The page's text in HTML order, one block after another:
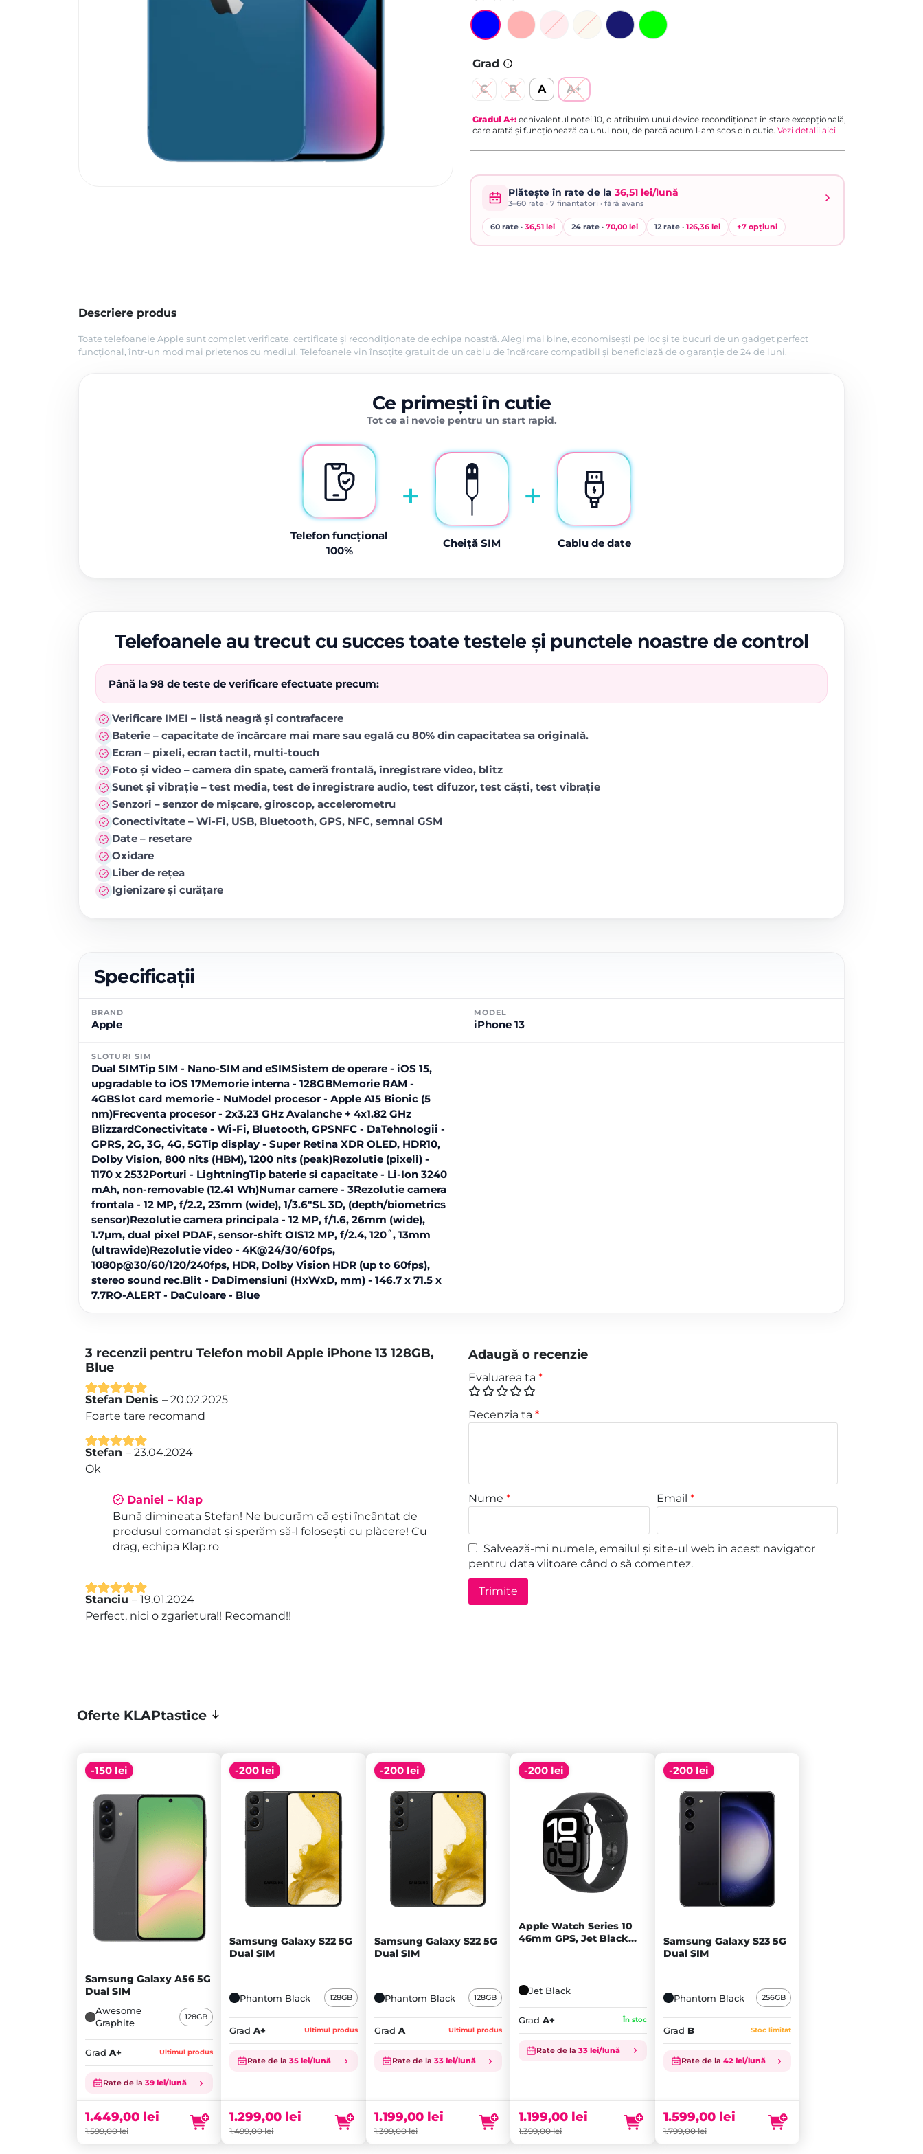
Grad
A+
A
B
C
Gradul A+: echivalentul notei 10, o atribuim unui device recondiționat în stare excepțională,
care arată și funcționează ca unul nou, de parcă acum l-am scos din cutie. Vezi detalii aici
Plătește în rate de la 36,51 lei/lună
3–60rate · 7 finanțatori · fără avans
60 rate · 36,51 lei 24 rate · 70,00 lei 12 rate · 126,36 lei +7opțiuni
Descriere produs
Toate telefoanele Apple sunt complet verificate, certificate și recondiționate de echipa noastră. Alegi mai bine, economisești pe loc și te bucuri de un gadget perfect
funcțional, într-un mod mai prietenos cu mediul. Telefoanele vin însoțite gratuit de un cablu de încărcare compatibil și beneficiază de o garanție de 24 de luni.
Ce primești în cutie
Tot ce ai nevoie pentru un start rapid.
Telefon funcțional
100%
+
Cheiță SIM
+
Cablu de date
Telefoanele au trecut cu succes toate testele și punctele noastre de control
Până la 98 de teste de verificare efectuate precum:
Verificare IMEI – listă neagră și contrafacere
Baterie – capacitate de încărcare mai mare sau egală cu 80% din capacitatea sa originală.
Ecran – pixeli, ecran tactil, multi-touch
Foto și video – camera din spate, cameră frontală, înregistrare video, blitz
Sunet și vibrație – test media, test de înregistrare audio, test difuzor, test căști, test vibrație
Senzori – senzor de mișcare, giroscop, accelerometru
Conectivitate – Wi-Fi, USB, Bluetooth, GPS, NFC, semnal GSM
Date – resetare
Oxidare
Liber de rețea
Igienizare și curățare
Specificații
BRAND
Apple
MODEL
iPhone 13
SLOTURI SIM
Dual SIMTip SIM - Nano-SIM and eSIMSistem de operare - iOS 15,
upgradable to iOS 17Memorie interna - 128GBMemorie RAM -
4GBSlot card memorie - NuModel procesor - Apple A15 Bionic (5
nm)Frecventa procesor - 2x3.23 GHz Avalanche + 4x1.82 GHz
BlizzardConectivitate - Wi-Fi, Bluetooth, GPSNFC - DaTehnologii -
GPRS, 2G, 3G, 4G, 5GTip display - Super Retina XDR OLED, HDR10,
Dolby Vision, 800 nits (HBM), 1200 nits (peak)Rezolutie (pixeli) -
1170 x 2532Porturi - LightningTip baterie si capacitate - Li-Ion 3240
mAh, non-removable (12.41 Wh)Numar camere - 3Rezolutie camera
frontala - 12 MP, f/2.2, 23mm (wide), 1/3.6"SL 3D, (depth/biometrics
sensor)Rezolutie camera principala - 12 MP, f/1.6, 26mm (wide),
1.7µm, dual pixel PDAF, sensor-shift OIS12 MP, f/2.4, 120˚, 13mm
(ultrawide)Rezolutie video - 4K@24/30/60fps,
1080p@30/60/120/240fps, HDR, Dolby Vision HDR (up to 60fps),
stereo sound rec.Blit - DaDimensiuni (HxWxD, mm) - 146.7 x 71.5 x
7.7RO-ALERT - DaCuloare - Blue
3 recenzii pentru Telefon mobil Apple iPhone 13 128GB,
Blue
Evaluat la5
din 5
Stefan Denis – 20.02.2025
Foarte tare recomand
Evaluat la5
din 5
Stefan – 23.04.2024
Ok
Daniel – Klap
Bună dimineata Stefan! Ne bucurăm că ești încântat de
produsul comandat și sperăm să-l folosești cu plăcere! Cu
drag, echipa Klap.ro
Evaluat la
5
din 5
Stanciu – 19.01.2024
Perfect, nici o zgarietura!! Recomand!!
Adaugă o recenzie
Evaluarea ta *
Recenzia ta *
Nume * Email*
Salvează-mi numele, emailul și site-ul web în acest navigator
pentru data viitoare când o să comentez.
Oferte KLAPtastice
-150 lei
Samsung Galaxy A56 5G
Dual SIM
Awesome
Graphite
128GB
Grad A+ Ultimul produs
Rate de la 39 lei/lună
1.599,00lei
Prețul
inițial
fost:
1.599,00 lei.
1.449,00 lei
Prețul
este:
1.449,00 lei.
-200 lei
Samsung Galaxy S22 5G
Dual SIM
Phantom Black 128GB
Grad A+ Ultimul produs
Rate de la35 lei/lună
1.499,00lei
Prețul
fost:
1.499,00 lei.
1.299,00 lei
este:
1.299,00 lei.
-200 lei
Samsung Galaxy S22 5G
Dual SIM
Phantom Black 128GB
Grad A Ultimul produs
Rate de la 33 lei/lună
1.399,00lei
Prețul
fost:
1.399,00 lei.
1.199,00 lei
este:
1.199,00 lei.
-200 lei
Apple Watch Series 10
46mm GPS, Jet Black
Jet Black
Grad A+ În stoc
Rate de la33 lei/lună
1.399,00lei
fost:
1.399,00 lei.
1.199,00 lei
este:
1.199,00 lei.
-200 lei
Samsung Galaxy S23 5G
Dual SIM
Phantom Black 256GB
Grad B Stoc limitat
Rate de la 42 lei/lună
1.799,00lei
Prețul
fost:
1.799,00 lei.
1.599,00 lei
este:
1.599,00 lei.